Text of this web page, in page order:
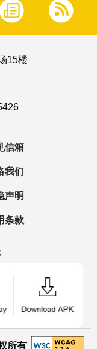
15楼
信箱
我们
声明
条款
所有